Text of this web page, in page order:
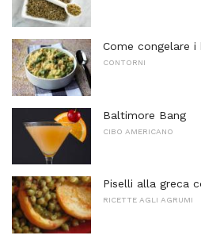
Come congelare
CONTORNI
Baltimore Bang
CIBO AMERICANO
Piselli alla greca
RICETTE AGLI AGRUMI